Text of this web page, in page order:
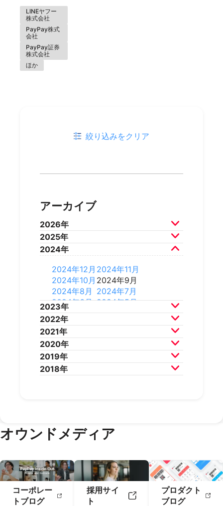
LINEヤフー
株式会社
PayPay株式
会社
PayPay証券
株式会社
ほか
絞り込みをクリア
アーカイブ
2026年
2026年7月 2026年6月
2026年5月 2026年4月
2026年3月 2026年2月
2025年
2025年12月2025年11月
2025年10月 2025年9月
2025年8月 2025年7月
2025年6月 2025年5月
2025年4月 2025年3月
2025年2月 2025年1月
2024年
2024年12月 2024年11月
2024年10月 2024年9月
2024年8月 2024年7月
2024年6月 2024年5月
2024年4月 2024年3月
2024年2月 2024年1月
2023年
2023年12月2023年11月
2023年10月2023年9月
2023年8月 2023年7月
2023年6月
2023年4月
2022年
2022年12月2022年11月
2022年10月2022年9月
2022年8月 2022年7月
2022年6月
2021年
2021年12月2021年11月
2021年10月2021年9月
2021年8月 2021年7月
2020年
2020年12月2020年11月
2020年10月2020年9月
2019年
2019年12月2019年11月
2019年2月
2019年1月
2018年
オウンドメディア
コーポレー
トブログ
採用サイ
ト
プロダクト
ブログ